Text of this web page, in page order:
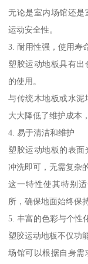
无论是室内场馆还是
运动安全性。
3. 耐用性强，使用寿
塑胶运动地板具有
的使用。
与传统木地板或水泥
大大降低了维护成本
4. 易于清洁和维护
塑胶运动地板的表
冲洗即可，无需复杂
这一特性使其特别
所，确保地面始终保
5. 丰富的色彩与个性
塑胶运动地板不仅功
场馆可以根据自身需